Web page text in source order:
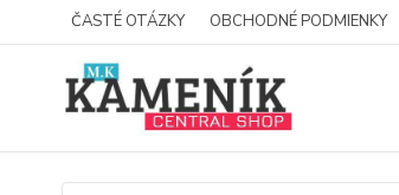
ČASTÉ OTÁZKY OBCHODNÉ PODMIENKY